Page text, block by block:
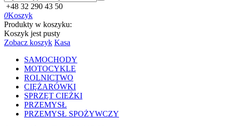
+48 32 290 43 50
0Koszyk
Produkty w koszyku:
Koszyk jest pusty
Zobacz koszyk Kasa
SAMOCHODY
MOTOCYKLE
ROLNICTWO
CIĘŻARÓWKI
SPRZĘT CIEŻKI
PRZEMYSŁ
PRZEMYSŁ SPOŻYWCZY